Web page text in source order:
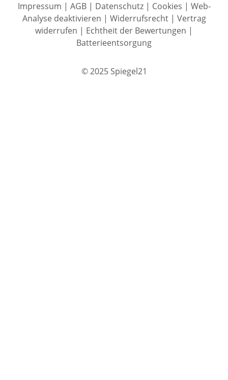
Impressum | AGB| Datenschutz| Cookies | Web-
Analyse deaktivieren | Widerrufsrecht| Vertrag
widerrufen | Echtheit der Bewertungen |
Batterieentsorgung
© 2025 Spiegel21